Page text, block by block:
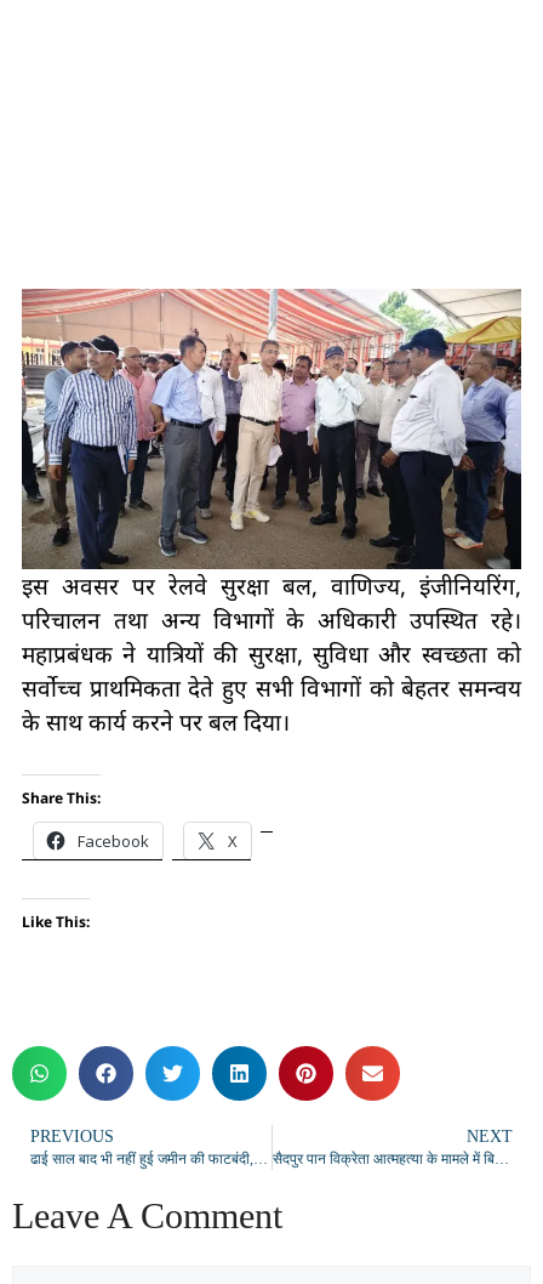
इस अवसर पर रेलवे सुरक्षा बल, वाणिज्य, इंजीनियरिंग,
परिचालन तथा अन्य विभागों के अधिकारी उपस्थित रहे।
महाप्रबंधक ने यात्रियों की सुरक्षा, सुविधा और स्वच्छता को
सर्वोच्च प्राथमिकता देते हुए सभी विभागों को बेहतर समन्वय
के साथ कार्य करने पर बल दिया।
Share This:
Facebook X
Like This:
PREVIOUS
ढाई साल बाद भी नहीं हुई जमीन की फाटबंदी, पीड़ित महिला ने डीएम और बार एसोसिएशन से लगाई न्याय की गुहार
NEXT
सैदपुर पान विक्रेता आत्‍महत्‍या के मामले में बिजली विभाग मे मचा हडकंप जेई, दारोगा व सिपाही के खिलाफ मुकदमा दर्ज
Leave A Comment